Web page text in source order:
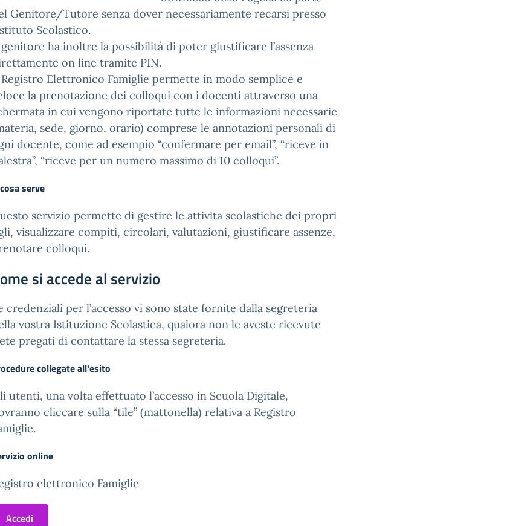
Genitore/Tutore senza dover necessariamente recarsi presso
Scolastico.
ha inoltre la possibilità di poter giustificare l’assenza
on line tramite PIN.
Elettronico Famiglie permette in modo semplice e
la prenotazione dei colloqui con i docenti attraverso una
in cui vengono riportate tutte le informazioni necessarie
sede, giorno, orario) comprese le annotazioni personali di
docente, come ad esempio “confermare per email”, “riceve in
“riceve per un numero massimo di 10 colloqui”.
serve
servizio permette di gestire le attivita scolastiche dei propri
visualizzare compiti, circolari, valutazioni, giustificare assenze,
colloqui.
si accede al servizio
credenziali per l’accesso vi sono state fornite dalla segreteria
vostra Istituzione Scolastica, qualora non le aveste ricevute
pregati di contattare la stessa segreteria.
collegate all'esito
utenti, una volta effettuato l’accesso in Scuola Digitale,
cliccare sulla “tile” (mattonella) relativa a Registro
online
elettronico Famiglie
Accedi